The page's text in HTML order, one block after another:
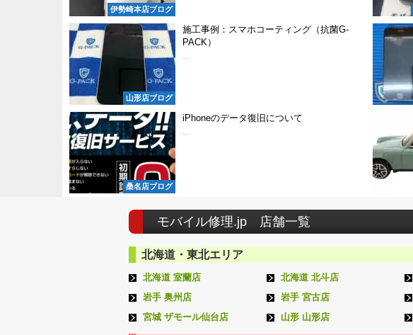
伊勢崎本店ブログ
山形店ブログ
施工事例：スマホコーティング（抗菌G-
PACK）
桑名店ブログ
iPhoneのデータ復旧について
モバイル修理.jp 店舗一覧
北海道・東北エリア
北海道 室蘭店 北海道 北斗店
岩手 奥州店
岩手 宮古店
宮城 ザモール仙台店
山形 山形店